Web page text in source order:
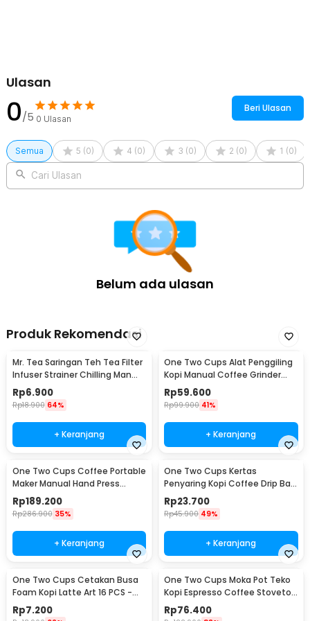
1 x Brush
1 x Panduan Penggunaan
Ulasan
0/5 0 Ulasan
Beri Ulasan
Semua 5 (0) 4 (0) 3 (0) 2 (0) 1 (0)
Cari Ulasan
Belum ada ulasan
Produk Rekomendasi
Mr. Tea Saringan Teh Tea Filter
Infuser Strainer Chilling Man
Silicon - MR03
Rp6.900
Rp18.900 64%
+ Keranjang
One Two Cups Alat Penggiling
Kopi Manual Coffee Grinder
Portable - WFCG9800
Rp59.600
Rp99.900 41%
+ Keranjang
One Two Cups Coffee Portable
Maker Manual Hand Press
Espresso 300ml - T35066
Rp189.200
Rp286.900 35%
+ Keranjang
One Two Cups Kertas
Penyaring Kopi Coffee Drip Bag
Paper Filter 50PCS - T111
Rp23.700
Rp45.900 49%
+ Keranjang
One Two Cups Cetakan Busa
Foam Kopi Latte Art 16 PCS -
JJYE01
Rp7.200
One Two Cups Moka Pot Teko
Kopi Espresso Coffee Stovetop
6 Cup 300ml - Z20
Rp76.400